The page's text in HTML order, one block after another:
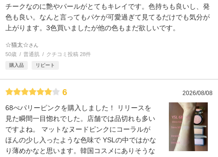
チークなのに艶やパールがとてもキレイです。色持ちも良いし、発
色も良い。なんと言ってもパケが可愛過ぎて見てるだけでも気分が
上がります。3色買いましたが他の色もまだ欲しいです。
☆猫太☆さん
50歳 普通肌 クチコミ投稿 28件
購入品 リピート
6 2026/08/08
68ぺパリーピンクを購入しました！ リリースを
見た瞬間一目惚れでした。店舗では品切れも多い
ですよね。 マットなヌードピンクにコーラルが
ほんの少し入ったような色味で YSLの中ではかな
り薄めかなと思います。韓国コスメにありそうな